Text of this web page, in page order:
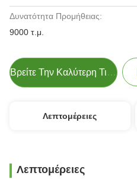
Δυνατότητα Προμήθειας:
9000 τ.μ.
Βρείτε Την Καλύτερη Τιμή
Λεπτομέρειες
Λεπτομέρειες